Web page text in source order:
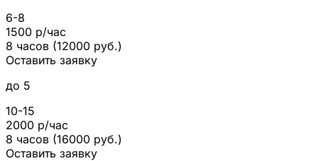
6-8
1500 р/час
8 часов (12000 руб.)
Оставить заявку
до 5
10-15
2000 р/час
8 часов (16000 руб.)
Оставить заявку